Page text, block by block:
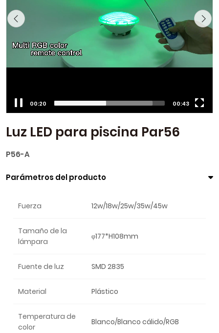
Luz LED para piscina Par56
P56-A
Parámetros del producto
Fuerza 12w/18w/25w/35w/45w
Tamaño de la
lámpara
φ177*H108mm
Fuente de luz SMD 2835
Material Plástico
Temperatura de
color
Blanco/Blanco cálido/RGB
00:21 00:43